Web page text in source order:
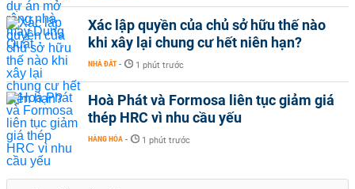
Xác lập quyền của chủ sở hữu thế nào
khi xây lại chung cư hết niên hạn?
NHÀ ĐẤT - 1 phút trước
Hoà Phát và Formosa liên tục giảm giá
thép HRC vì nhu cầu yếu
HÀNG HÓA - 1 phút trước